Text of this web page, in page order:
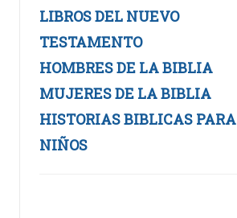
LIBROS DEL NUEVO
TESTAMENTO
HOMBRES DE LA BIBLIA
MUJERES DE LA BIBLIA
HISTORIAS BIBLICAS PARA
NIÑOS